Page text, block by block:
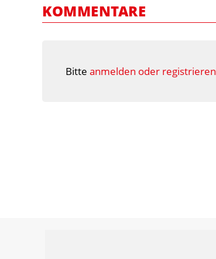
KOMMENTARE
Bitte anmelden oder registrieren